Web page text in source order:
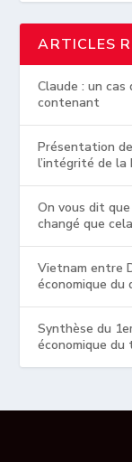
ARTICLES
Claude : un cas
contenant
Présentation
l’intégrité de la
On vous dit
changé que
Vietnam entre
économique du
Synthèse du
économique du